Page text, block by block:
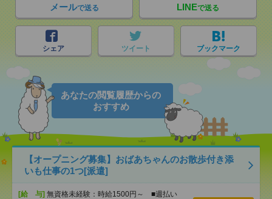
メールで送る LINEで送る
シェア ツイート ブックマーク
あなたの閲覧履歴からの
おすすめ
【オープニング募集】おばあちゃんのお散歩付き添
いも仕事の1つ[派遣]
[給 与] 無資格未経験：時給1500円～ ■週払い